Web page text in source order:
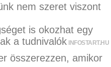
nem szeret viszont
is okozhat egy
a tudnivalók INFOSTART.HU
összerezzen, amikor